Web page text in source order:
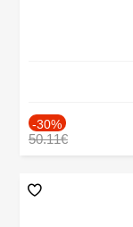
-30%
50.11€